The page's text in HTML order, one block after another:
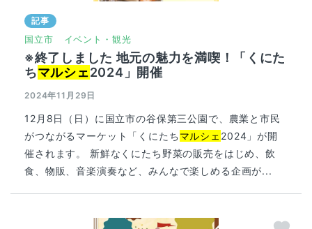
記事
国立市 イベント・観光
※終了しました 地元の魅力を満喫！「くにた
ちマルシェ2024」開催
2024年11月29日
12月8日（日）に国立市の谷保第三公園で、農業と市民
がつながるマーケット「くにたちマルシェ 2024」が開
催されます。 新鮮なくにたち野菜の販売をはじめ、飲
食、物販、音楽演奏など、みんなで楽しめる企画が...